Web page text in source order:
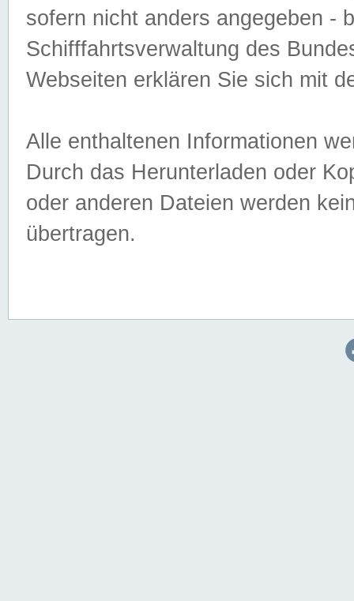
sofern nicht anders angegeben -
Schifffahrtsverwaltung des
Webseiten erklären Sie sich mit
Alle enthaltenen Informationen
Durch das Herunterladen oder
oder anderen Dateien werden
übertragen.